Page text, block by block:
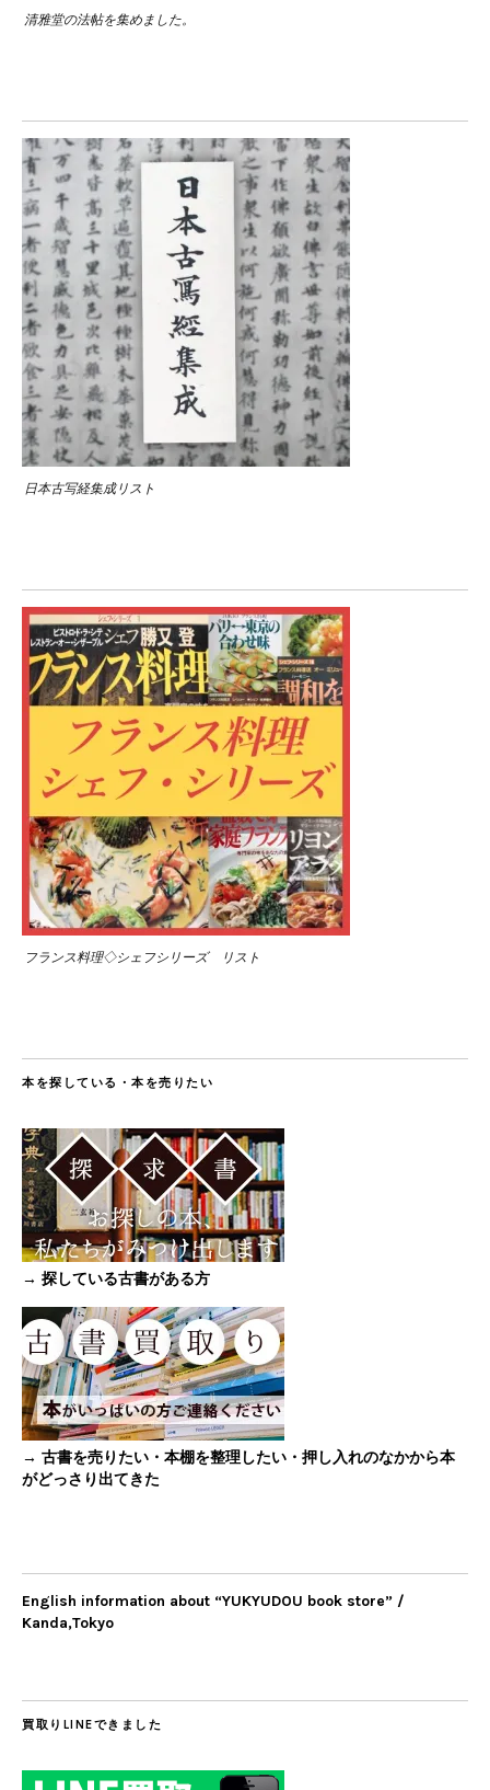
清雅堂の法帖を集めました。
日本古写経集成リスト
フランス料理◇シェフシリーズ リスト
本を探している・本を売りたい
→ 探している古書がある方
→ 古書を売りたい・本棚を整理したい・押し入れのなかから本
がどっさり出てきた
English information about “YUKYUDOU book store” /
Kanda,Tokyo
買取りLINEできました